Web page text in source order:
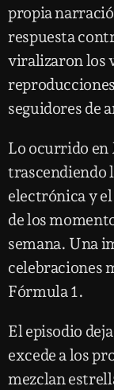
propia
respuesta
viralizaron los
seguidores de
Lo ocurrido
trascendiendo
electrónica y
de los
semana. Una
celebraciones
Fórmula 1.
El episodio
excede a los
mezclan